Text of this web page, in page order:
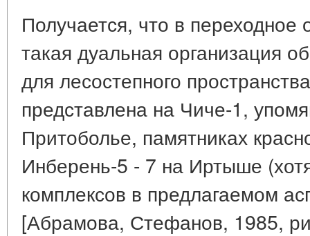
Получается, что в
такая дуальная организация
для лесостепного
представлена на Чиче-1,
Притоболье, памятниках
Инберень-5 - 7 на Иртыше
комплексов в предлагаемом
[Абрамова, Стефанов, 1985,